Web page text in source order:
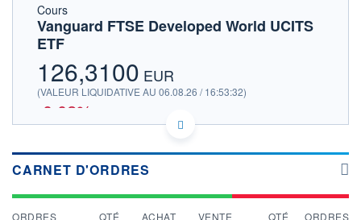
HISTORIQUE
Cours
Vanguard FTSE Developed World UCITS
ETF
126,3100 EUR
(VALEUR LIQUIDATIVE AU 06.08.26 / 16:53:32)
-0,02%
EURONEXT AMSTERDAM DONNÉES TEMPS DIFFÉRÉ
SOUS-JACENT FTSE DEVELOPED USD
CARNET D'ORDRES
ORDRES QTÉ ACHAT VENTE QTÉ ORDRES